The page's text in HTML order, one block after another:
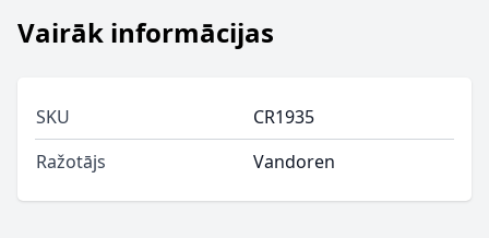
Vairāk informācijas
SKU
CR1935
Ražotājs
Vandoren